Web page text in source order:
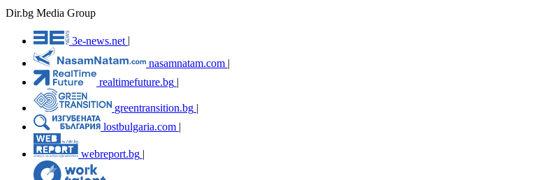
Dir.bg Media Group
3e-news.net
nasamnatam.com |
realtimefuture.bg |
greentransition.bg |
lostbulgaria.com |
webreport.bg